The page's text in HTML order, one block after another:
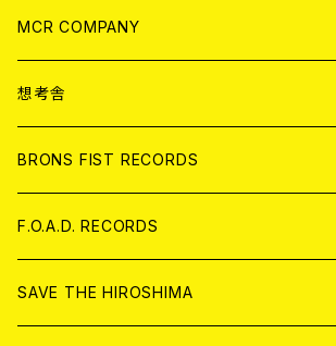
ANALOG
CD
ANALOG
MCR COMPANY
CD
アパレル
ANALOG
想考舎
BRONS FIST RECORDS
CD
ANALOG
F.O.A.D. RECORDS
CD
SAVE THE HIROSHIMA